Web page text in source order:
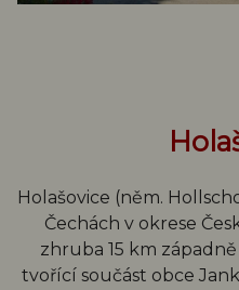
Holašovice (něm.
Čechách v okrese
zhruba 15 km
tvořící součást obce